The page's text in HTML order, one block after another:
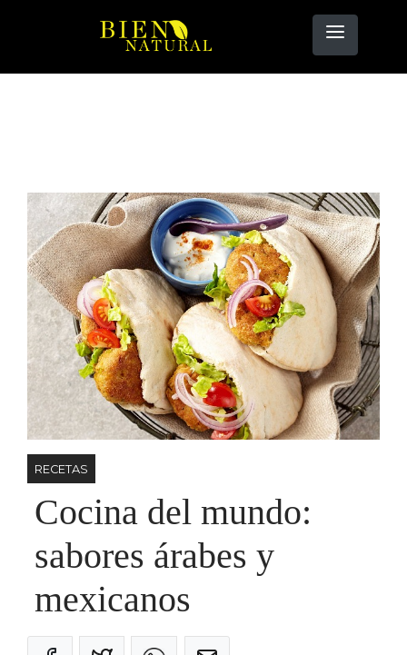
RECETAS
Cocina del mundo:
sabores árabes y
mexicanos